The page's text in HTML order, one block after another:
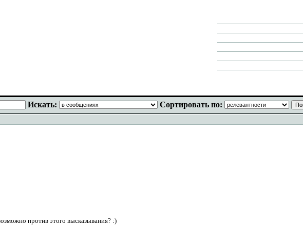
Искать:
Сортировать по:
против этого высказывания? :)